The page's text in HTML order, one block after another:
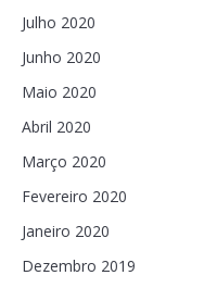
Julho 2020
Junho 2020
Maio 2020
Abril 2020
Março 2020
Fevereiro 2020
Janeiro 2020
Dezembro 2019